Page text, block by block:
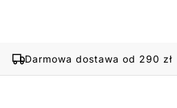
Darmowa dostawa od 290 zł